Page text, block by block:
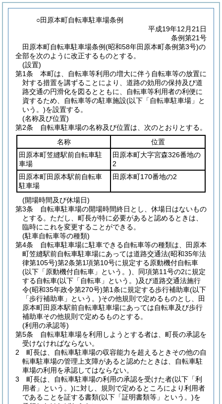
○田原本町自転車駐車場条例
平成19年12月21日
条例第21号
田原本町自転車駐車場条例(昭和58年田原本町条例第3号)の
全部を次のように改正するものとする。
(設置)
第1条
本町は、自転車等利用の増大に伴う自転車等の放置に
対する措置を講ずることにより、道路の効用の保持及び道
路交通の円滑化を図るとともに、自転車等利用者の利便に
資するため、自転車等の駐車施設(以下「自転車駐車場」と
いう。)を設置する。
(名称及び位置)
第2条
自転車駐車場の名称及び位置は、次のとおりとする。
名称
位置
田原本町笠縫駅前自転車駐
車場
田原本町大字宮森326番地の
2
田原本町田原本駅前自転車
駐車場
田原本町170番地の2
(開場時間及び休場日)
第3条
自転車駐車場の開場時間終日とし、休場日はないもの
とする。 ただし、町長が特に必要があると認めるときは、
臨時にこれを変更することができる。
(駐車自転車等の種類)
第4条
自転車駐車場に駐車できる自転車等の種類は、田原本
町笠縫駅前自転車駐車場にあっては道路交通法(昭和35年法
律第105号)第2条第1項第10号に規定する原動機付自転車
(以下「原動機付自転車」という。) 、同項第11号の2に規定
する自転車(以下「自転車」という。)及び道路交通法施行
令(昭和35年政令第270号)第1条に規定する歩行補助車(以下
「歩行補助車」という。)その他規則で定めるものとし、田
原本町田原本駅前自転車駐車場にあっては自転車及び歩行
補助車その他規則で定めるものとする。
(利用の承認等)
第5条
自転車駐車場を利用しようとする者は、町長の承認を
受けなければならない。
2
町長は、自転車駐車場の収容能力を超えるときその他の自
転車駐車場の管理上支障があると認めたときは、自転車駐
車場の利用を承認してはならない。
3
町長は、自転車駐車場の利用の承認を受けた者(以下「利
用者」という。)に対し、規則で定めるところにより利用者
であることを証する書類(以下「証明書類等」という。)を